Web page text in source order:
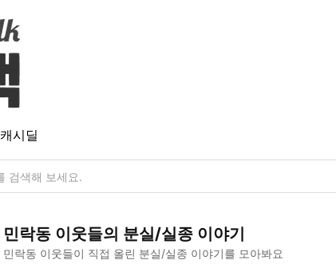
캐시딜
민락동 이웃들의 분실/실종 이야기
민락동 이웃들이 직접 올린 분실/실종 이야기를 모아봐요